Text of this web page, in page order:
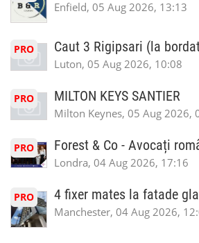
Enfield, 05 Aug 2026, 13:13
PRO Caut 3 Rigipsari (la
Luton, 05 Aug 2026, 10:08
PRO MILTON KEYS SANTIER
Milton Keynes, 05 Aug 2026,
PRO Forest & Co - Avocați
Londra, 04 Aug 2026, 17:16
PRO 4 fixer mates la fatade
Manchester, 04 Aug 2026,